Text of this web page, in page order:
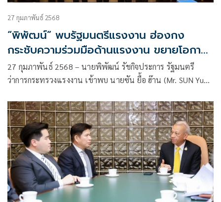
27 กุมภาพันธ์ 2568
“พิพัฒน์” พบรัฐมนตรีแรงงาน ฮ่องกง
กระชับความร่วมมือด้านแรงงาน ขยายโอกาส
แรงงานไทย พร้อมค่าจ้างสูงและสวัสดิการดี
27 กุมภาพันธ์ 2568 – นายพิพัฒน์ รัชกิจประการ รัฐมนตรี
ว่าการกระทรวงแรงงาน เข้าพบ นายซัน ยื้อ ฮ๊าน (Mr. SUN Yuk
ฮ่องกง พร้อมด้วยคณะผู้บริหาร